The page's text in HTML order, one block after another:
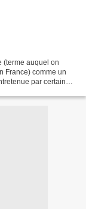
(terme auquel on
France) comme un
par certaines